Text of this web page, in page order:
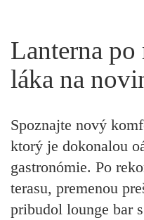
Lanterna
láka na
Spoznajte nový
ktorý je dokonalou
gastronómie. Po
terasu, premenou
pribudol lounge bar